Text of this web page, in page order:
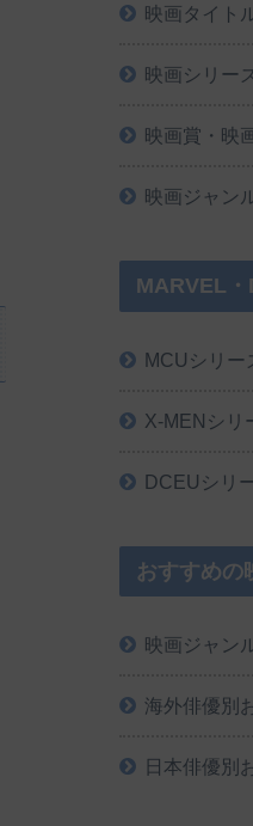
映画タイト
映画シリー
映画賞・映
映画ジャン
MARVEL・
MCUシリー
X-MENシリ
DCEUシリ
おすすめの
映画ジャン
海外俳優別
日本俳優別